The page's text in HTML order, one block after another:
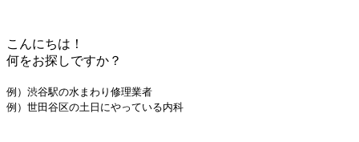
こんにちは！
何をお探しですか？
例）渋谷駅の水まわり修理業者
例）世田谷区の土日にやっている内科